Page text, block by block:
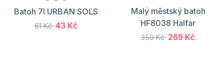
Batoh 7l URBAN SOĽS
61 Kč43 Kč
Malý městský batoh
HF8038 Halfar
359 Kč 269 Kč